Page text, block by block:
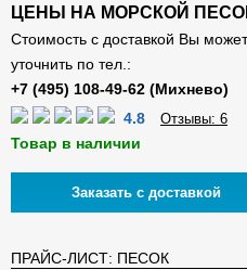
ЦЕНЫ НА МОРСКОЙ
Стоимость с доставкой Вы
уточнить по тел.:
4.8 Отзывы: 6
Товар в наличии
Заказать с доставкой
ПРАЙС-ЛИСТ: ПЕСОК